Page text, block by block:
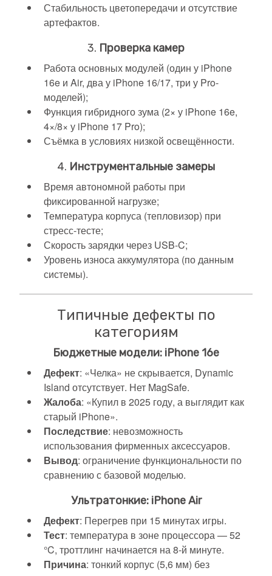
Стабильность цветопередачи и отсутствие
артефактов.
3. Проверка камер
Работа основных модулей (один у iPhone
16e и Air, два у iPhone 16/17, три у Pro-
моделей);
Функция гибридного зума (2× у iPhone 16e,
4×/8× у iPhone 17 Pro);
Съёмка в условиях низкой освещённости.
4. Инструментальные замеры
Время автономной работы при
фиксированной нагрузке;
Температура корпуса (тепловизор) при
стресс-тесте;
Скорость зарядки через USB-C;
Уровень износа аккумулятора (по данным
системы).
Типичные дефекты по
категориям
Бюджетные модели: iPhone 16e
Дефект: «Челка» не скрывается, Dynamic
Island отсутствует. Нет MagSafe.
Жалоба: «Купил в 2025 году, а выглядит как
старый iPhone».
Последствие: невозможность
использования фирменных аксессуаров.
Вывод: ограничение функциональности по
сравнению с базовой моделью.
Ультратонкие: iPhone Air
Дефект: Перегрев при 15 минутах игры.
Тест: температура в зоне процессора — 52
°C, троттлинг начинается на 8-й минуте.
Причина: тонкий корпус (5,6 мм) без